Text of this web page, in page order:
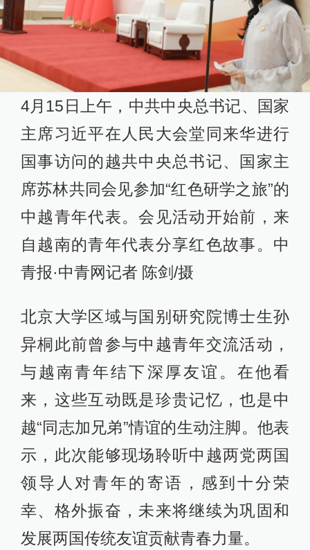
4月15日上午，中共中央总书记、国家
主席习近平在人民大会堂同来华进行
国事访问的越共中央总书记、国家主
席苏林共同会见参加“红色研学之旅”的
中越青年代表。会见活动开始前，来
自越南的青年代表分享红色故事。中
青报·中青网记者 陈剑/摄
北京大学区域与国别研究院博士生孙
异桐此前曾参与中越青年交流活动，
与越南青年结下深厚友谊。在他看
来，这些互动既是珍贵记忆，也是中
越“同志加兄弟”情谊的生动注脚。他表
示，此次能够现场聆听中越两党两国
领导人对青年的寄语，感到十分荣
幸、格外振奋，未来将继续为巩固和
发展两国传统友谊贡献青春力量。